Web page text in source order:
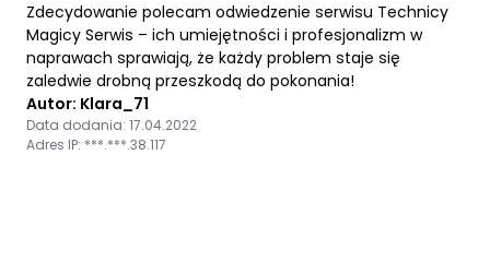
Zdecydowanie polecam odwiedzenie serwisu Technicy
Magicy Serwis – ich umiejętności i profesjonalizm w
naprawach sprawiają, że każdy problem staje się
zaledwie drobną przeszkodą do pokonania!
Autor: Klara_71
Data dodania: 17.04.2022
Adres IP: ***.***.38.117